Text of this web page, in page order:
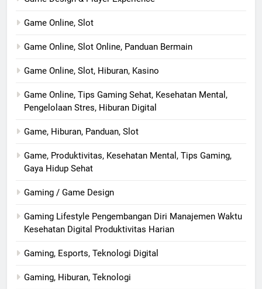
Game Online, Slot
Game Online, Slot Online, Panduan Bermain
Game Online, Slot, Hiburan, Kasino
Game Online, Tips Gaming Sehat, Kesehatan Mental,
Pengelolaan Stres, Hiburan Digital
Game, Hiburan, Panduan, Slot
Game, Produktivitas, Kesehatan Mental, Tips Gaming,
Gaya Hidup Sehat
Gaming / Game Design
Gaming Lifestyle Pengembangan Diri Manajemen Waktu
Kesehatan Digital Produktivitas Harian
Gaming, Esports, Teknologi Digital
Gaming, Hiburan, Teknologi